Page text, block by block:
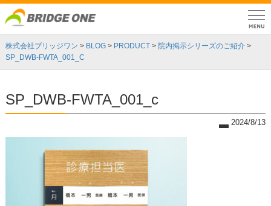
株式会社ブリッジワン > BLOG > PRODUCT > 院内掲示シリーズのご紹介 >
SP_DWB-FWTA_001_C
SP_DWB-FWTA_001_c
2024/8/13